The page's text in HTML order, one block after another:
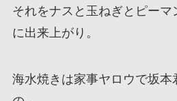
それをナスと玉ねぎとピーマ
に出来上がり。
海水焼きは家事ヤロウで坂本